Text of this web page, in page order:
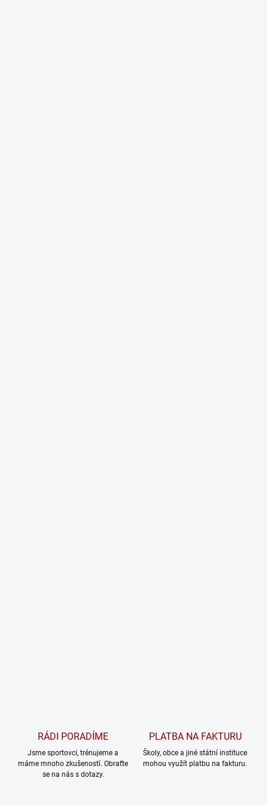
RÁDI PORADÍME
Jsme sportovci, trénujeme a
máme mnoho zkušeností. Obraťte
se na nás s dotazy.
PLATBA NA FAKTURU
Školy, obce a jiné státní instituce
mohou využít platbu na fakturu.